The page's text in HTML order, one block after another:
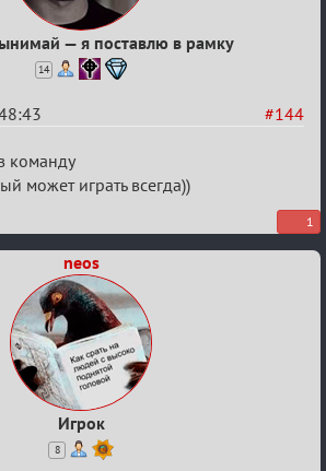
— я поставлю в рамку
14
#144
команду
может играть всегда))
1
neos
Игрок
8